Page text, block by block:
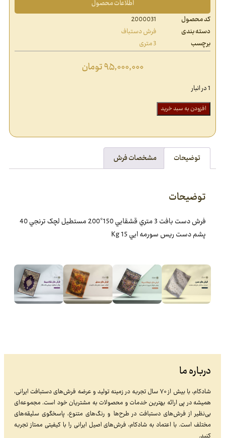
اطلاعات محصول
کد محصول
2000031
دسته بندی
فرش دستباف
برچسب
3 متری
۹۵,۰۰۰,۰۰۰تومان
1 در انبار
افزودن به سبد خرید
توضیحات مشخصات فرش
توضیحات
فرش دست بافت 3 متري قشقايي 150*200 مستطيل لچک ترنجي 40
پشم دست ريس سورمه ايي 15 Kg
درباره ما
شادکام، با بیش از ۷۰ سال تجربه در زمینه تولید و عرضه فرش‌های دستبافت ایرانی،
همیشه در پی ارائه بهترین خدمات و محصولات به مشتریان خود است. مجموعه‌ای
بی‌نظیر از فرش‌های دستبافت در طرح‌ها و رنگ‌های متنوع، پاسخگوی سلیقه‌های
مختلف است. با اعتماد به شادکام، فرش‌های اصیل ایرانی را با کیفیتی ممتاز تجربه